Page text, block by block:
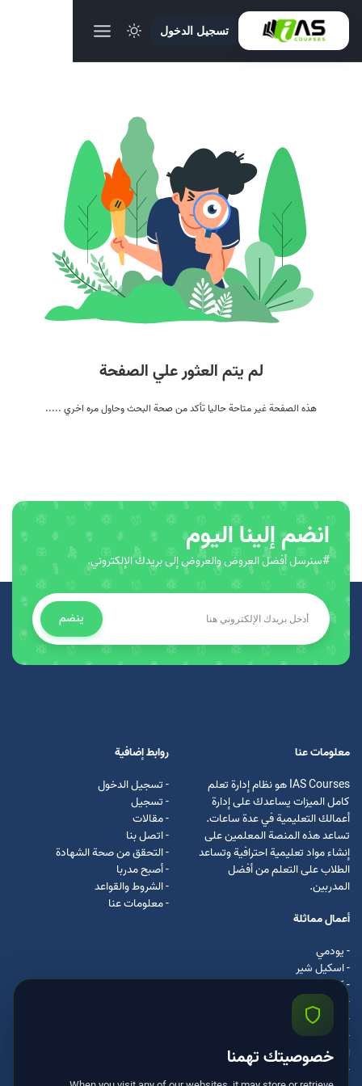
تسجيل الدخول
لم يتم العثور علي الصفحة
هذه الصفحة غير متاحة حاليا تأكد من صحة البحث وحاول مره اخري .....
انضم إلينا اليوم
#سنرسل أفضل العروض والعروض إلى بريدك الإلكتروني.
ينضم
معلومات عنا
IAS Courses هو نظام إدارة تعلم
كامل الميزات يساعدك على إدارة
أعمالك التعليمية في عدة ساعات.
تساعد هذه المنصة المعلمين على
إنشاء مواد تعليمية احترافية وتساعد
الطلاب على التعلم من أفضل
المدربين.
روابط إضافية
- تسجيل الدخول
- تسجيل
- مقالات
- اتصل بنا
- التحقق من صحة الشهادة
- أصبح مدربا
- الشروط والقواعد
- معلومات عنا
أعمال مماثلة
- يودمي
- اسکیل شیر
- كرس ايرا
- لیندا
- اسكيل سفت
- اوداسيتي
ادكس
- مستر كلس
خصوصيتك تهمنا